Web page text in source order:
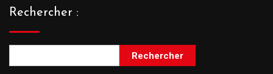
Rechercher :
Rechercher